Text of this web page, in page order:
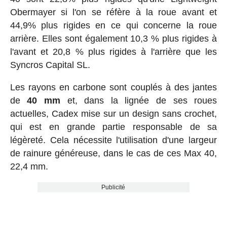
Obermayer si l'on se réfère à la roue avant et
44,9% plus rigides en ce qui concerne la roue
arrière. Elles sont également 10,3 % plus rigides à
l'avant et 20,8 % plus rigides à l'arrière que les
Syncros Capital SL.
Les rayons en carbone sont couplés à des jantes
de40 mm et, dans la lignée de ses roues
actuelles, Cadex mise sur un design sans crochet,
qui est en grande partie responsable de sa
légèreté. Cela nécessite l'utilisation d'une largeur
de rainure généreuse, dans le cas de ces Max 40,
22,4 mm.
Publicité